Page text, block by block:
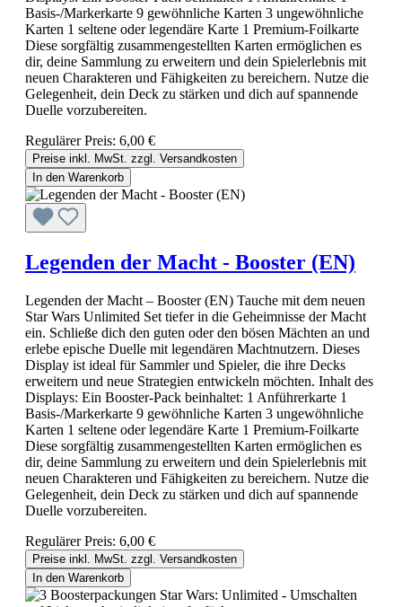
Basis-/Markerkarte 9 gewöhnliche Karten 3 ungewöhnliche
Karten 1 seltene oder legendäre Karte 1 Premium-Foilkarte
Diese sorgfältig zusammengestellten Karten ermöglichen es
dir, deine Sammlung zu erweitern und dein Spielerlebnis mit
neuen Charakteren und Fähigkeiten zu bereichern. Nutze die
Gelegenheit, dein Deck zu stärken und dich auf spannende
Duelle vorzubereiten.
Regulärer Preis: 6,00 €
Preise inkl. MwSt. zzgl. Versandkosten
In den Warenkorb
Legenden der Macht - Booster (EN)
Legenden der Macht – Booster (EN) Tauche mit dem neuen
Star Wars Unlimited Set tiefer in die Geheimnisse der Macht
ein. Schließe dich den guten oder den bösen Mächten an und
erlebe epische Duelle mit legendären Machtnutzern. Dieses
Display ist ideal für Sammler und Spieler, die ihre Decks
erweitern und neue Strategien entwickeln möchten. Inhalt des
Displays: Ein Booster-Pack beinhaltet: 1 Anführerkarte 1
Basis-/Markerkarte 9 gewöhnliche Karten 3 ungewöhnliche
Karten 1 seltene oder legendäre Karte 1 Premium-Foilkarte
Diese sorgfältig zusammengestellten Karten ermöglichen es
dir, deine Sammlung zu erweitern und dein Spielerlebnis mit
neuen Charakteren und Fähigkeiten zu bereichern. Nutze die
Gelegenheit, dein Deck zu stärken und dich auf spannende
Duelle vorzubereiten.
Regulärer Preis: 6,00 €
Preise inkl. MwSt. zzgl. Versandkosten
In den Warenkorb